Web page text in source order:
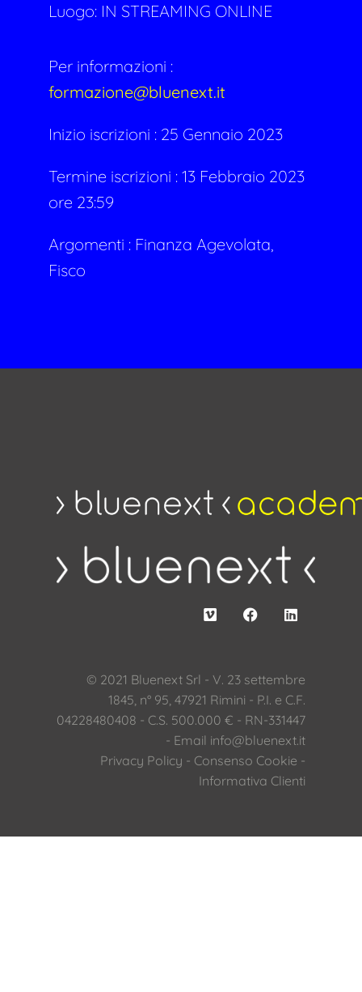
Luogo: IN STREAMING ONLINE
Per informazioni :
formazione@bluenext.it
Inizio iscrizioni : 25 Gennaio 2023
Termine iscrizioni : 13 Febbraio 2023
ore 23:59
Argomenti : Finanza Agevolata,
Fisco
© 2021 Bluenext Srl - V. 23 settembre
1845, n° 95, 47921 Rimini - P.I. e C.F.
04228480408 - C.S. 500.000 € - RN-331447
- Email info@bluenext.it
Privacy Policy - Consenso Cookie -
Informativa Clienti